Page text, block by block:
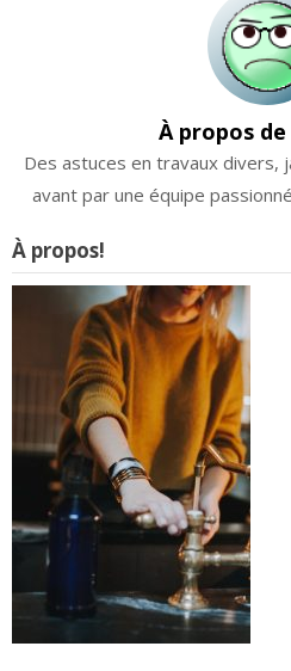
À propos
Des astuces en travaux divers,
avant par une équipe
À propos!